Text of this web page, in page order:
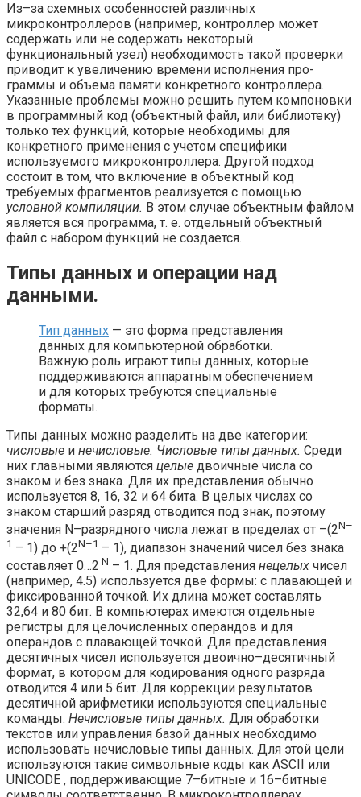
Из–за схемных особенностей различных
микроконтроллеров (например, контроллер может
содержать или не содержать некоторый
функциональный узел) необходимость такой проверки
приводит к увеличению времени исполнения про­
граммы и объема памяти конкретного контроллера.
Указанные проблемы можно решить путем компоновки
в программный код (объектный файл, или библиотеку)
только тех функций, которые необходимы для
конкретного применения с учетом специфики
используемого микроконтроллера. Другой подход
состоит в том, что включение в объектный код
требуемых фраг­ментов реализуется с помощью
условной компиляции. В этом случае объектным файлом
является вся программа, т. е. отдельный объектный
файл с набором функ­ций не создается.
Типы данных и операции над
данными.
Тип данных — это форма представ­ления
данных для компьютерной обработки.
Важную роль играют типы данных, которые
поддерживаются аппаратным обеспечением
и для которых требуются специальные
форматы.
Типы данных можно разделить на две категории:
числовые и нечисловые. Числовые типы данных. Среди
них главными являются целые двоичные числа со
знаком и без знака. Для их представления обычно
используется 8, 16, 32 и 64 бита. В целых числах со
знаком старший разряд отводится под знак, по­этому
значения N–разрядного числа лежат в пределах от –(2N–
1 – 1) до +(2N–1 – 1), диапазон значений чисел без знака
составляет 0…2 N – 1. Для представления нецелых чисел
(например, 4.5) используется две формы: с плавающей и
фиксированной точкой. Их длина может составлять
32,64 и 80 бит. В компьютерах имеются отдельные
регистры для целочисленных операндов и для
операндов с плавающей точкой. Для представления
десятичных чисел используется двоично–десятичный
фор­мат, в котором для кодирования одного разряда
отводится 4 или 5 бит. Для кор­рекции результатов
десятичной арифметики используются специальные
команды. Нечисловые типы данных. Для обработки
текстов или управления базой данных необходимо
использовать нечисловые типы данных. Для этой цели
исполь­зуются такие символьные коды как ASCII или
UNICODE , поддерживающие 7–бит­ные и 16–битные